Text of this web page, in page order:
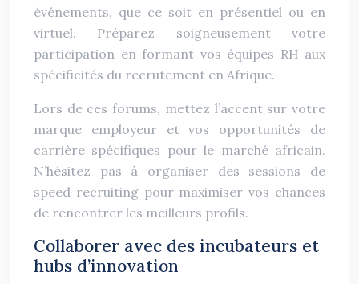
événements, que ce soit en présentiel ou en
virtuel. Préparez soigneusement votre
participation en formant vos équipes RH aux
spécificités du recrutement en Afrique.
Lors de ces forums, mettez l’accent sur votre
marque employeur et vos opportunités de
carrière spécifiques pour le marché africain.
N’hésitez pas à organiser des sessions de
speed recruiting pour maximiser vos chances
de rencontrer les meilleurs profils.
Collaborer avec des incubateurs et
hubs d’innovation